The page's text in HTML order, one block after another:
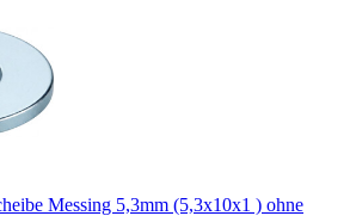
Messing 5,3mm (5,3x10x1 ) ohne